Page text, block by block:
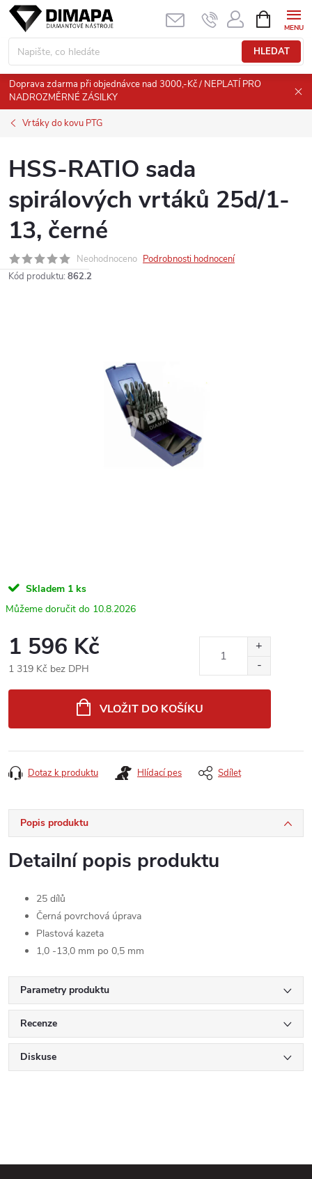
Přejít
obsah
HLEDAT
NÁKUPNÍ
KOŠÍK
Doprava zdarma při objednávce nad 3000,-Kč / NEPLATÍ PRO
NADROZMĚRNÉ ZÁSILKY
Vrtáky do kovu PTG
HSS-RATIO sada
spirálových vrtáků 25d/1-
13, černé
Neohodnoceno Podrobnosti hodnocení
Kód produktu: 862.2
Skladem 1 ks
10.8.2026
1 596 Kč
1 319 Kč bez DPH
VLOŽIT DO KOŠÍKU
Dotaz k produktu Hlídací pes Sdílet
Popis produktu
Detailní popis produktu
25 dílů
Černá povrchová úprava
Plastová kazeta
1,0 -13,0 mm po 0,5 mm
Parametry produktu
Recenze
Diskuse